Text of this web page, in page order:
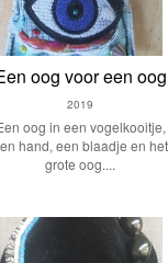
oog voor een oog
2019
oog in een vogelkooitje,
hand, een blaadje en het
grote oog....